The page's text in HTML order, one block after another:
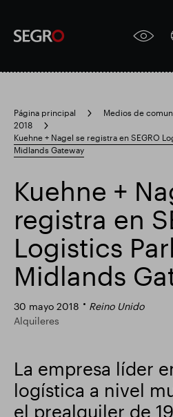
Submit
Search
for
Responsable SEGRO
Resultados financieros
Página principal Medios de
2018
Kuehne + Nagel se registra en SEGRO
Midlands Gateway
Kuehne +
registra en
Logistics
Midlands
30 mayo 2018
Reino Unido
Alquileres
La empresa líder
logística a nivel
el prealquiler de